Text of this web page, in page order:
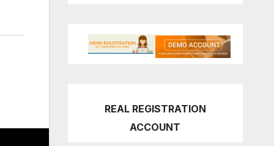
REAL REGISTRATION
ACCOUNT